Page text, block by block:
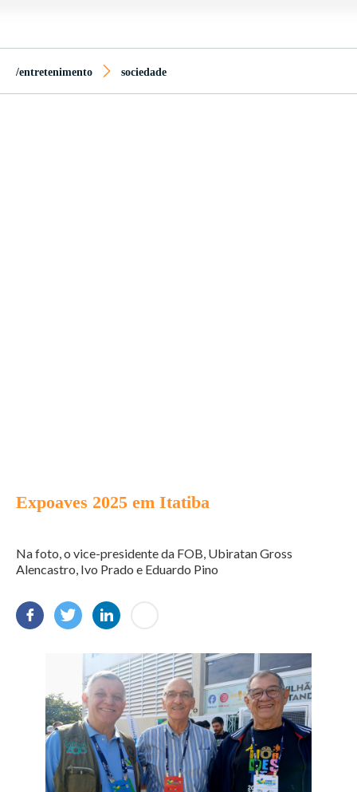
/entretenimento sociedade
Expoaves 2025 em Itatiba
Na foto, o vice-presidente da FOB, Ubiratan Gross
Alencastro, Ivo Prado e Eduardo Pino